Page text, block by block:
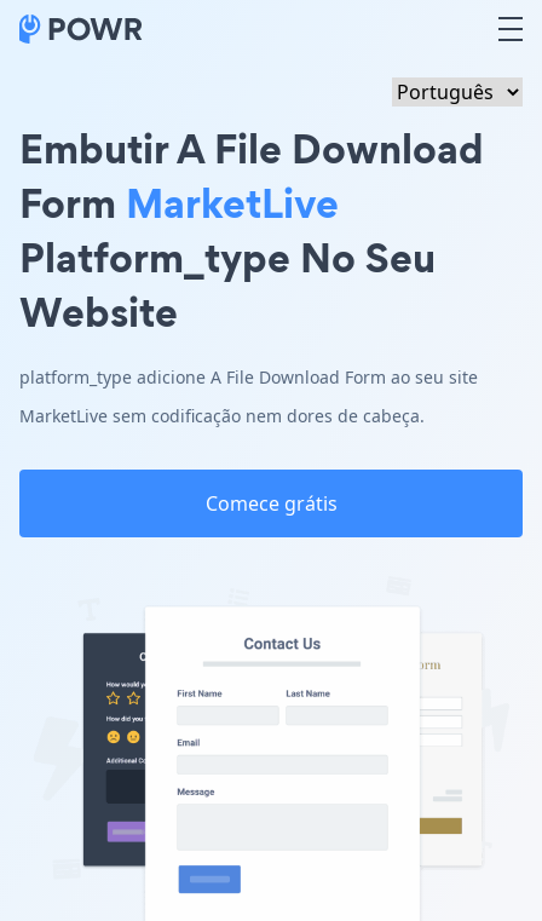
Embutir A File Download
Form MarketLive
Platform_type No Seu
Website
platform_type adicione A File Download Form ao seu site
MarketLive sem codificação nem dores de cabeça.
Comece grátis